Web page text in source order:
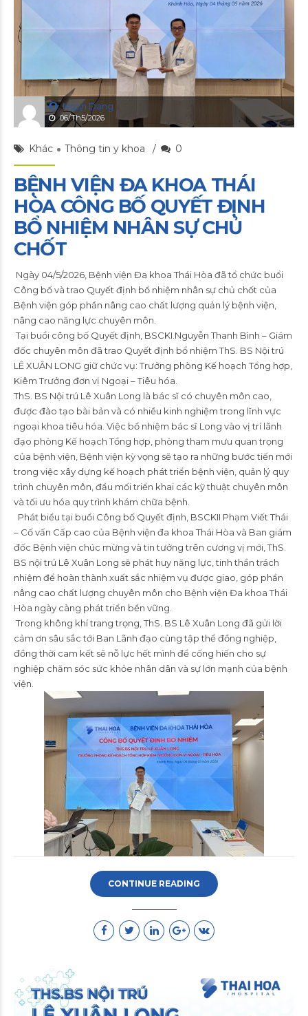
Ngan Dang
06/Th5/2026
Khác Thông tin y khoa 0
BỆNH VIỆN ĐA KHOA THÁI
HÒA CÔNG BỐ QUYẾT ĐỊNH
BỔ NHIỆM NHÂN SỰ CHỦ
CHỐT
Ngày 04/5/2026, Bệnh viện Đa khoa Thái Hòa đã tổ chức buổi
Công bố và trao Quyết định bổ nhiệm nhân sự chủ chốt của
Bệnh viện góp phần nâng cao chất lượng quản lý bệnh viện,
nâng cao năng lực chuyên môn.
Tại buổi công bố Quyết định, BSCKI.Nguyễn Thanh Bình – Giám
đốc chuyên môn đã trao Quyết định bổ nhiệm ThS. BS Nội trú
LÊ XUÂN LONG giữ chức vụ: Trưởng phòng Kế hoạch Tổng hợp,
Kiêm Trưởng đơn vị Ngoại – Tiêu hóa.
ThS. BS Nội trú Lê Xuân Long là bác sĩ có chuyên môn cao,
được đào tạo bài bản và có nhiều kinh nghiệm trong lĩnh vực
ngoại khoa tiêu hóa. Việc bổ nhiệm bác sĩ Long vào vị trí lãnh
đạo phòng Kế hoạch Tổng hợp, phòng tham mưu quan trọng
của bệnh viện, Bệnh viện kỳ vọng sẽ tạo ra những bước tiến mới
trong việc xây dựng kế hoạch phát triển bệnh viện, quản lý quy
trình chuyên môn, đầu mối triển khai các kỹ thuật chuyên môn
và tối ưu hóa quy trình khám chữa bệnh.
Phát biểu tại buổi Công bố Quyết định, BSCKII Phạm Viết Thái
– Cố vấn Cấp cao của Bệnh viện đa khoa Thái Hòa và Ban giám
đốc Bệnh viện chúc mừng và tin tưởng trên cương vị mới, ThS.
BS nội trú Lê Xuân Long sẽ phát huy năng lực, tinh thần trách
nhiệm để hoàn thành xuất sắc nhiệm vụ được giao, góp phần
nâng cao chất lượng chuyên môn cho Bệnh viện Đa khoa Thái
Hòa ngày càng phát triển bền vững.
Trong không khí trang trọng, ThS. BS Lê Xuân Long đã gửi lời
cảm ơn sâu sắc tới Ban Lãnh đạo cùng tập thể đồng nghiệp,
đồng thời cam kết sẽ nỗ lực hết mình để cống hiến cho sự
nghiệp chăm sóc sức khỏe nhân dân và sự lớn mạnh của bệnh
viện.
CONTINUE READING